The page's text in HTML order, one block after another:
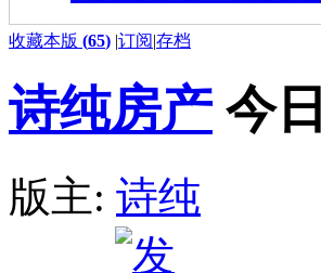
收藏本版 (65) |订阅|存档
诗纯房产 今
版主: 诗纯